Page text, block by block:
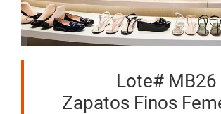
Lote# MB26
Zapatos Finos